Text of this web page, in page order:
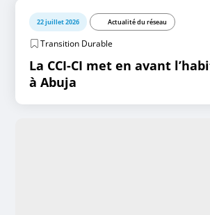
22 juillet 2026 Actualité du réseau
Transition Durable
La CCI-CI met en avant
à Abuja